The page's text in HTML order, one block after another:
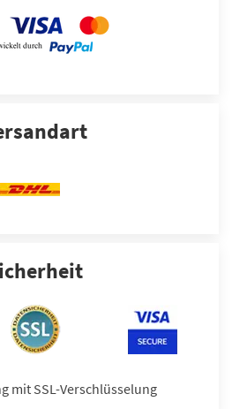
mit SSL-Verschlüsselung